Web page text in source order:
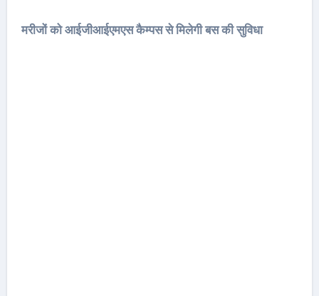
मरीजों को आईजीआईएमएस कैम्पस से मिलेगी बस की सुविधा